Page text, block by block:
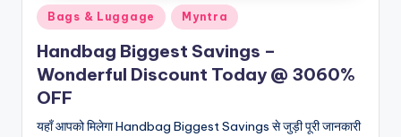
Posted
in
Bags & Luggage Myntra
Handbag Biggest Savings –
Wonderful Discount Today @ 3060%
OFF
यहाँ आपको मिलेगा Handbag Biggest Savings से जुड़ी पूरी जानकारी